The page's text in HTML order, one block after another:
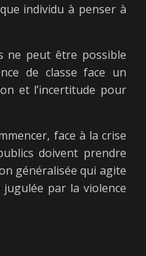
individu à penser à
ne peut être possible
de classe face un
et l’incertitude pour
face à la crise
doivent prendre
généralisée qui agite
par la violence